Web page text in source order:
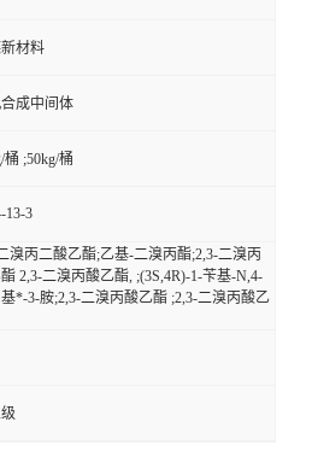
材料
成中间体
桶 ;50kg/桶
13-3
溴丙二酸乙酯;乙基-二溴丙酯;2,3-二溴丙
2,3-二溴丙酸乙酯, ;(3S,4R)-1-苄基-N,4-
*-3-胺;2,3-二溴丙酸乙酯 ;2,3-二溴丙酸乙